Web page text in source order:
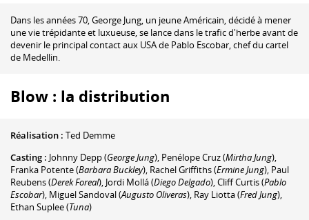
Dans les années 70, George Jung, un jeune Américain, décidé à mener
une vie trépidante et luxueuse, se lance dans le trafic d'herbe avant de
devenir le principal contact aux USA de Pablo Escobar, chef du cartel
de Medellin.
Blow : la distribution
Réalisation : Ted Demme
Casting : Johnny Depp(George Jung), Penélope Cruz(Mirtha Jung),
Franka Potente(Barbara Buckley), Rachel Griffiths(Ermine Jung), Paul
Reubens(Derek Foreal), Jordi Mollá(Diego Delgado),Cliff Curtis(Pablo
Escobar), Miguel Sandoval(Augusto Oliveras), Ray Liotta(Fred Jung),
Ethan Suplee(Tuna)